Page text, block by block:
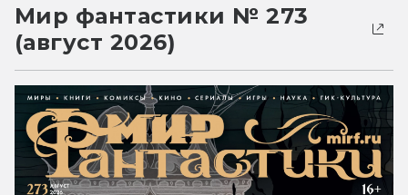
Мир фантастики № 273
(август 2026)